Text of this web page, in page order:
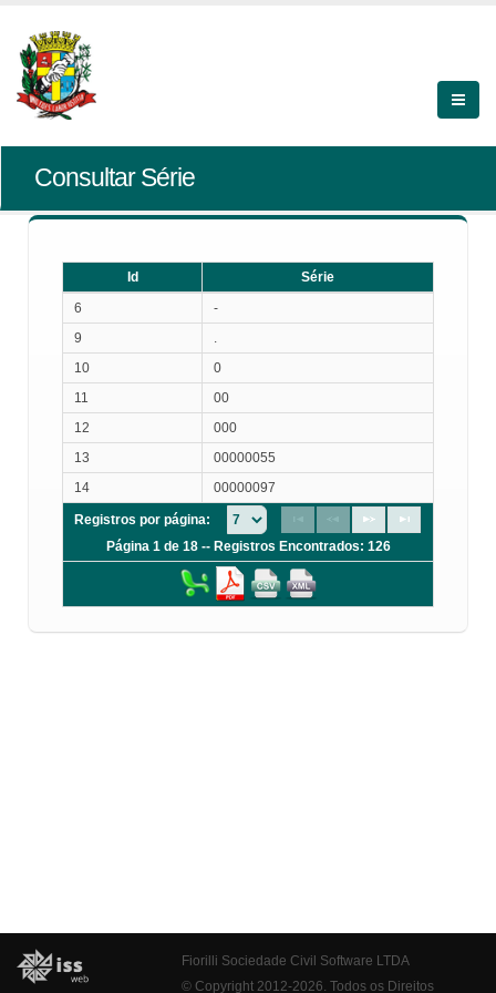
Consultar Série
Id
Série
6
-
9
.
10
0
11
00
12
000
13
00000055
14
00000097
Registros por página:
Página 1 de 18 -- Registros Encontrados: 126
Fiorilli Sociedade Civil Software LTDA
© Copyright 2012-2026. Todos os Direitos